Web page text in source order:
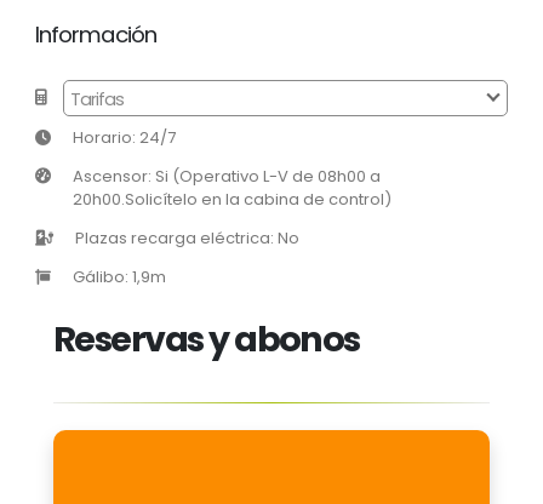
Información
Tarifas
Horario: 24/7
Ascensor: Si (Operativo L-V de 08h00 a
20h00.Solicítelo en la cabina de control)
Plazas recarga eléctrica: No
Gálibo: 1,9m
Reservas y abonos